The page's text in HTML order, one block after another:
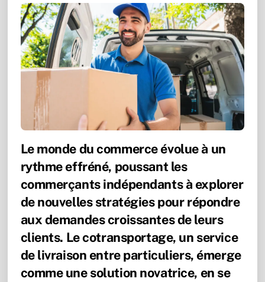
Le monde du commerce évolue à un
rythme effréné, poussant les
commerçants indépendants à explorer
de nouvelles stratégies pour répondre
aux demandes croissantes de leurs
clients. Le cotransportage, un service
de livraison entre particuliers, émerge
comme une solution novatrice, en se